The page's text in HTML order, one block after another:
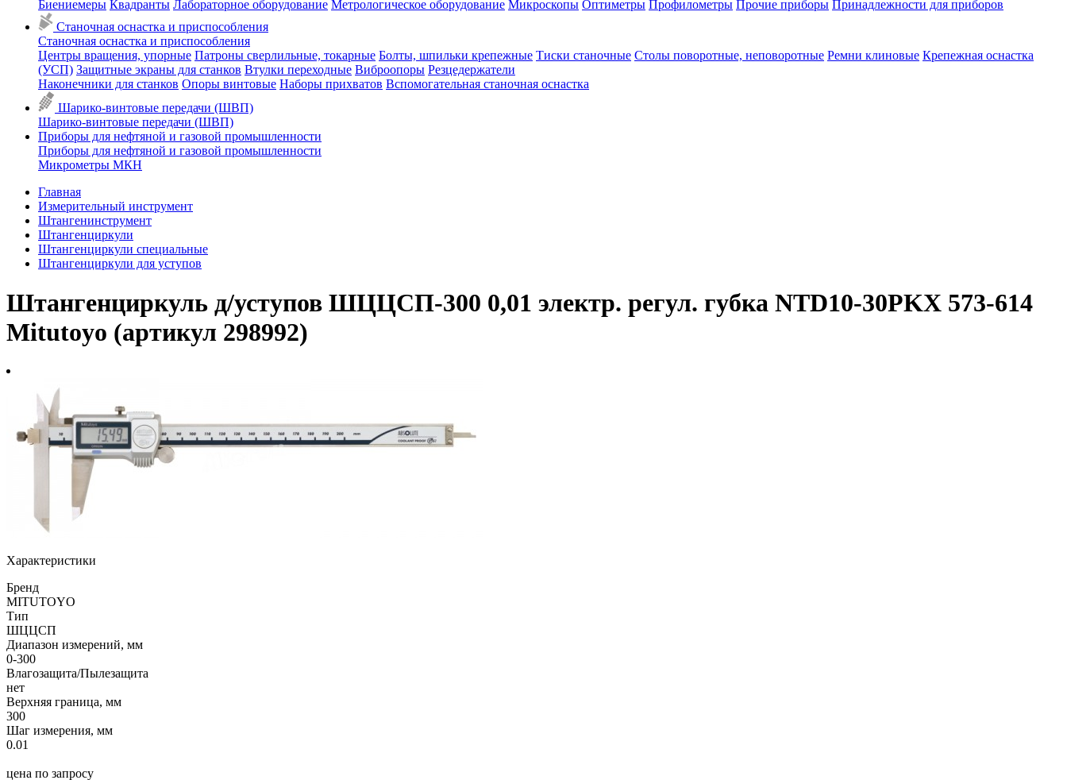
Биениемеры Квадранты Лабораторное оборудование Метрологическое оборудование Микроскопы Оптиметры Профилометры Прочие приборы Принадлежности для приборов
Станочная оснастка и приспособления
Станочная оснастка и приспособления
Центры вращения, упорные Патроны сверлильные, токарные Болты, шпильки крепежные Тиски станочные Столы поворотные, неповоротные Ремни клиновые Крепежная оснастка
(УСП) Защитные экраны для станков Втулки переходные Виброопоры Резцедержатели
Наконечники для станков Опоры винтовые Наборы прихватов Вспомогательная станочная оснастка
Шарико-винтовые передачи (ШВП)
Шарико-винтовые передачи (ШВП)
Приборы для нефтяной и газовой промышленности
Приборы для нефтяной и газовой промышленности
Микрометры МКН
Главная
Измерительный инструмент
Штангенинструмент
Штангенциркули
Штангенциркули специальные
Штангенциркули для уступов
Штангенциркуль д/уступов ШЦЦСП-300 0,01 электр. регул. губка NTD10-30PKX 573-614
Mitutoyo (артикул 298992)
Характеристики
Бренд
MITUTOYO
Тип
ШЦЦСП
Диапазон измерений, мм
0-300
Влагозащита/Пылезащита
нет
Верхняя граница, мм
300
Шаг измерения, мм
0.01
цена по запросу